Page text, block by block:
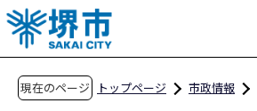
こ
の
ペ
現在のページ トップページ
市政情報